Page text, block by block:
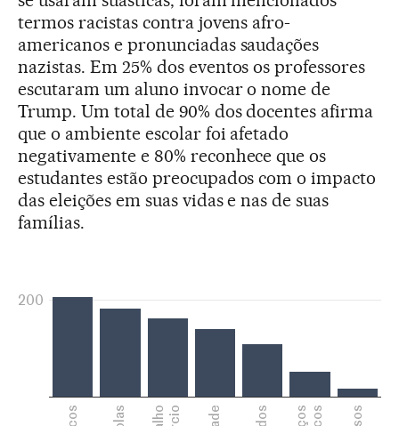
termos racistas contra jovens afro-
americanos e pronunciadas saudações
nazistas. Em 25% dos eventos os professores
escutaram um aluno invocar o nome de
Trump. Um total de 90% dos docentes afirma
que o ambiente escolar foi afetado
negativamente e 80% reconhece que os
estudantes estão preocupados com o impacto
das eleições em suas vidas e nas de suas
famílias.